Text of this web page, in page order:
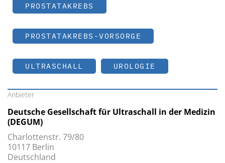
PROSTATAKREBS
PROSTATAKREBS-VORSORGE
ULTRASCHALL UROLOGIE
Anbieter
Deutsche Gesellschaft für Ultraschall in der Medizin
(DEGUM)
Charlottenstr. 79/80
10117 Berlin
Deutschland